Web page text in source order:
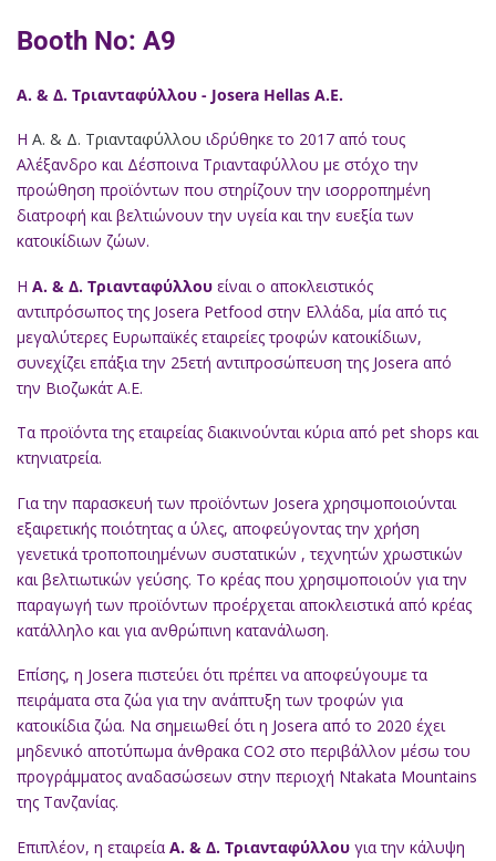
Booth No: Α9
Α. & Δ. Τριανταφύλλου - Josera Hellas Α.Ε.
Η Α. & Δ. Τριανταφύλλου ιδρύθηκε το 2017 από τους
Αλέξανδρο και Δέσποινα Τριανταφύλλου με στόχο την
προώθηση προϊόντων που στηρίζουν την ισορροπημένη
διατροφή και βελτιώνουν την υγεία και την ευεξία των
κατοικίδιων ζώων.
Η Α. & Δ. Τριανταφύλλου είναι ο αποκλειστικός
αντιπρόσωπος της Josera Petfood στην Ελλάδα, μία από τις
μεγαλύτερες Ευρωπαϊκές εταιρείες τροφών κατοικίδιων,
συνεχίζει επάξια την 25ετή αντιπροσώπευση της Josera από
την Βιοζωκάτ Α.Ε.
Τα προϊόντα της εταιρείας διακινούνται κύρια από pet shops και
κτηνιατρεία.
Για την παρασκευή των προϊόντων Josera χρησιμοποιούνται
εξαιρετικής ποιότητας α ύλες, αποφεύγοντας την χρήση
γενετικά τροποποιημένων συστατικών , τεχνητών χρωστικών
και βελτιωτικών γεύσης. Το κρέας που χρησιμοποιούν για την
παραγωγή των προϊόντων προέρχεται αποκλειστικά από κρέας
κατάλληλο και για ανθρώπινη κατανάλωση.
Επίσης, η Josera πιστεύει ότι πρέπει να αποφεύγουμε τα
πειράματα στα ζώα για την ανάπτυξη των τροφών για
κατοικίδια ζώα. Να σημειωθεί ότι η Josera από το 2020 έχει
μηδενικό αποτύπωμα άνθρακα CO2 στο περιβάλλον μέσω του
προγράμματος αναδασώσεων στην περιοχή Ntakata Mountains
της Τανζανίας.
Επιπλέον, η εταιρεία Α. & Δ. Τριανταφύλλου για την κάλυψη